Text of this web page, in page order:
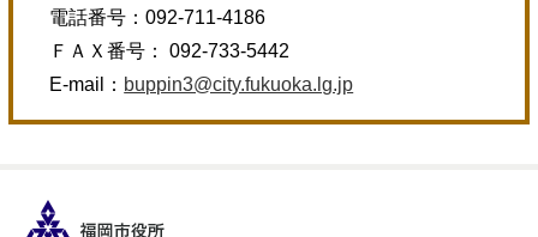
電話番号：092-711-4186
ＦＡＸ番号： 092-733-5442
E-mail： buppin3@city.fukuoka.lg.jp